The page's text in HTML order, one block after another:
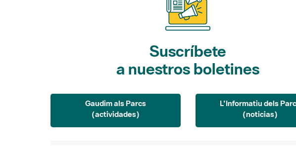
Suscríbete
a nuestros boletines
Gaudim als Parcs
(actividades)
L'Informatiu dels
(noticias)